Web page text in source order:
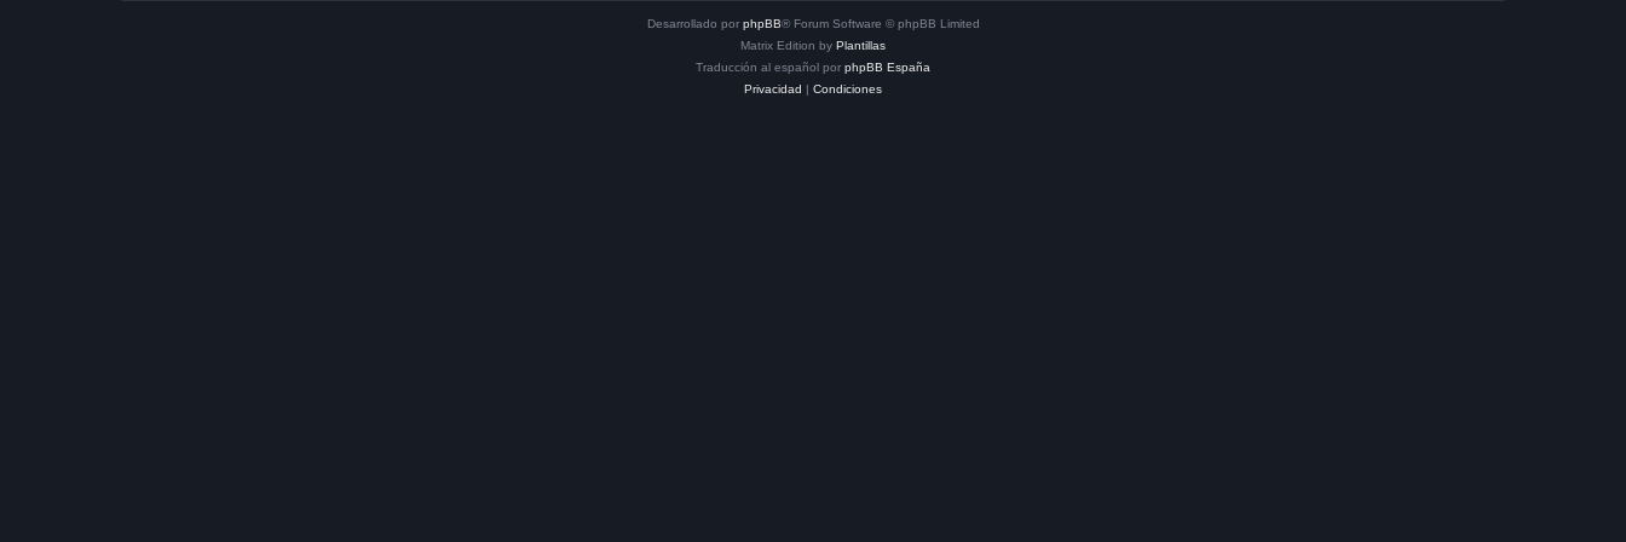
Desarrollado por phpBB® Forum Software © phpBB Limited
Matrix Edition by Plantillas
Traducción al español por phpBB España
Privacidad
Condiciones